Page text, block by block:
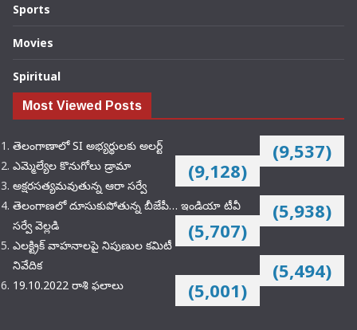
Sports
Movies
Spiritual
Most Viewed Posts
తెలంగాణాలో SI అభ్యర్థులకు అలర్ట్ (9,537)
ఎమ్మెల్యేల కొనుగోలు డ్రామా (9,128)
అక్షరసత్యమవుతున్న ఆరా సర్వే
(5,938)
తెలంగాణలో దూసుకుపోతున్న బీజేపీ… ఇండియా టీవీ
సర్వే వెల్లడి
(5,707)
ఎలక్ట్రిక్‌ వాహనాలపై నిపుణుల కమిటీ
నివేదిక
(5,494)
19.10.2022 రాశి ఫలాలు (5,001)